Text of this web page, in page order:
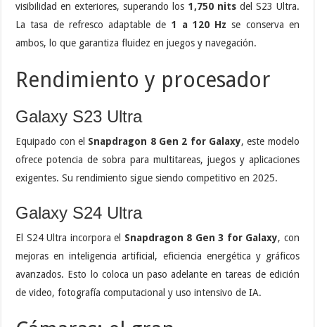
visibilidad en exteriores, superando los 1,750 nitsdel S23 Ultra.
La tasa de refresco adaptable de 1 a 120 Hz se conserva en
ambos, lo que garantiza fluidez en juegos y navegación.
Rendimiento y procesador
Galaxy S23 Ultra
Equipado con el Snapdragon 8 Gen 2 for Galaxy, este modelo
ofrece potencia de sobra para multitareas, juegos y aplicaciones
exigentes. Su rendimiento sigue siendo competitivo en 2025.
Galaxy S24 Ultra
El S24 Ultra incorpora el Snapdragon 8 Gen 3 for Galaxy, con
mejoras en inteligencia artificial, eficiencia energética y gráficos
avanzados. Esto lo coloca un paso adelante en tareas de edición
de video, fotografía computacional y uso intensivo de IA.